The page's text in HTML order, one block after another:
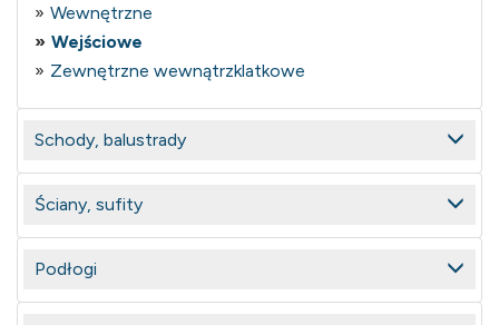
Wewnętrzne
Wejściowe
Zewnętrzne wewnątrzklatkowe
Schody, balustrady
Ściany, sufity
Podłogi